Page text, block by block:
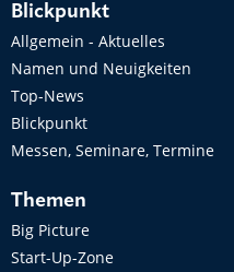
Blickpunkt
Allgemein - Aktuelles
Namen und Neuigkeiten
Top-News
Blickpunkt
Messen, Seminare, Termine
Themen
Big Picture
Start-Up-Zone